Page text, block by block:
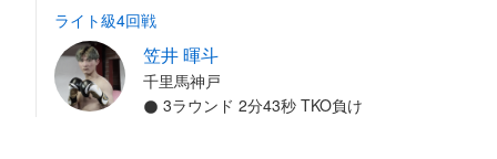
ライト級4回戦
笠井 暉斗
千里馬神戸
3ラウンド 2分43秒 TKO負け